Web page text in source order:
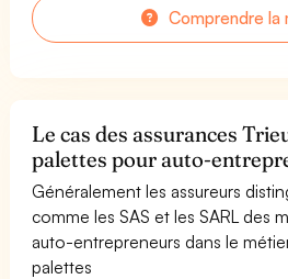
Comprendre la
Le cas des assurances
palettes pour auto-
Généralement les assureurs
comme les SAS et les SARL des
auto-entrepreneurs dans le
palettes